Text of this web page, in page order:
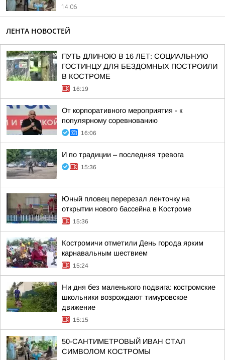
14:06
ЛЕНТА НОВОСТЕЙ
ПУТЬ ДЛИНОЮ В 16 ЛЕТ: СОЦИАЛЬНУЮ
ГОСТИНЦУ ДЛЯ БЕЗДОМНЫХ ПОСТРОИЛИ
В КОСТРОМЕ
16:19
От корпоративного мероприятия - к
популярному соревнованию
16:06
И по традиции – последняя тревога
15:36
Юный пловец перерезал ленточку на
открытии нового бассейна в Костроме
15:36
Костромичи отметили День города ярким
карнавальным шествием
15:24
Ни дня без маленького подвига: костромские
школьники возрождают тимуровское
движение
15:15
50-САНТИМЕТРОВЫЙ ИВАН СТАЛ
СИМВОЛОМ КОСТРОМЫ